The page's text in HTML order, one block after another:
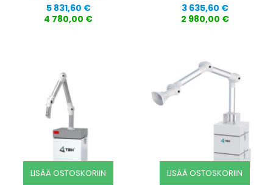
Hinta
5 831,60 €
4 780,00 €
Hinta
3 635,60 €
2 980,00 €
LISÄÄ OSTOSKORIIN LISÄÄ OSTOSKORIIN